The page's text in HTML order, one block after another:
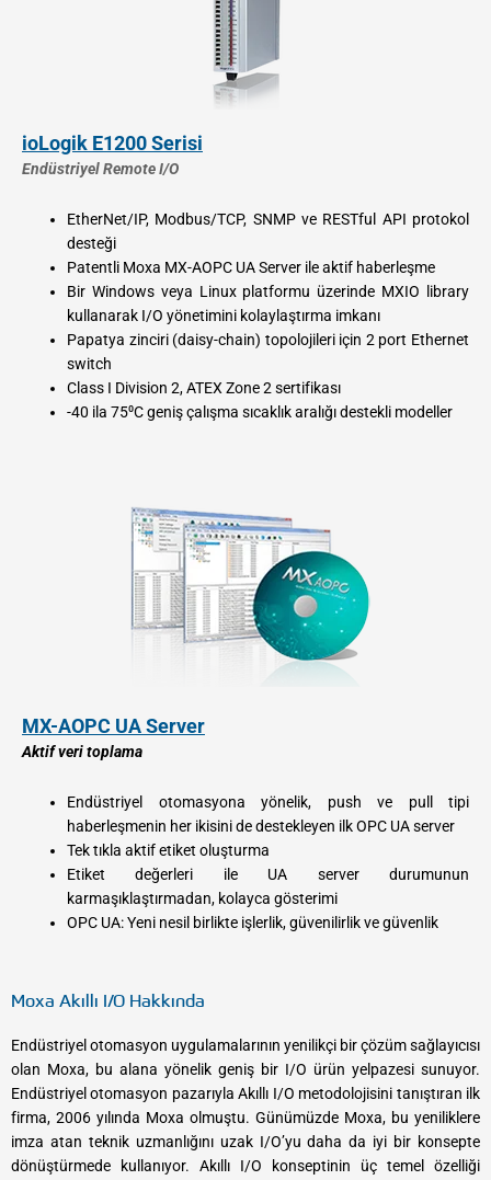
ioLogik E1200 Serisi
Endüstriyel Remote I/O
EtherNet/IP, Modbus/TCP, SNMP ve RESTful API protokol
desteği
Patentli Moxa MX-AOPC UA Server ile aktif haberleşme
Bir Windows veya Linux platformu üzerinde MXIO library
kullanarak I/O yönetimini kolaylaştırma imkanı
Papatya zinciri (daisy-chain) topolojileri için 2 port Ethernet
switch
Class I Division 2, ATEX Zone 2 sertifikası
-40 ila 75⁰C geniş çalışma sıcaklık aralığı destekli modeller
MX-AOPC UA Server
Aktif veri toplama
Endüstriyel otomasyona yönelik, push ve pull tipi
haberleşmenin her ikisini de destekleyen ilk OPC UA server
Tek tıkla aktif etiket oluşturma
Etiket değerleri ile UA server durumunun
karmaşıklaştırmadan, kolayca gösterimi
OPC UA: Yeni nesil birlikte işlerlik, güvenilirlik ve güvenlik
​Moxa Akıllı I/O Hakkında
Endüstriyel otomasyon uygulamalarının yenilikçi bir çözüm sağlayıcısı
olan Moxa, bu alana yönelik geniş bir I/O ürün yelpazesi sunuyor.
Endüstriyel otomasyon pazarıyla Akıllı I/O metodolojisini tanıştıran ilk
firma, 2006 yılında Moxa olmuştu. Günümüzde Moxa, bu yeniliklere
imza atan teknik uzmanlığını uzak I/O’yu daha da iyi bir konsepte
dönüştürmede kullanıyor. Akıllı I/O konseptinin üç temel özelliği